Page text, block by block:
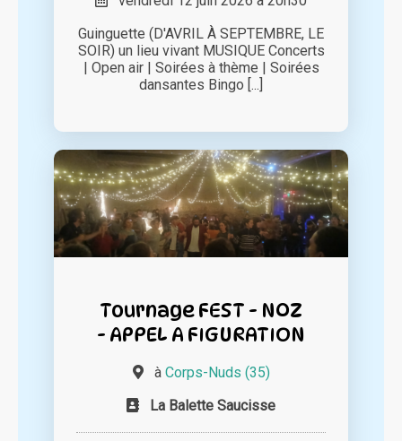
Guinguette (D'AVRIL À SEPTEMBRE, LE
SOIR) un lieu vivant MUSIQUE Concerts
| Open air | Soirées à thème | Soirées
dansantes Bingo [...]
Tournage FEST - NOZ
- APPEL A FIGURATION
à Corps-Nuds (35)
La Balette Saucisse